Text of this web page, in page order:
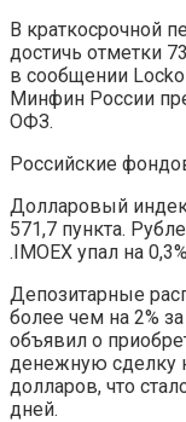
В краткосрочной
достичь отметки
в сообщении
Минфин России
ОФЗ.
Российские
Долларовый
571,7 пункта.
.IMOEX упал на
Депозитарные
более чем на 2%
объявил о
денежную сделку
долларов, что
дней.